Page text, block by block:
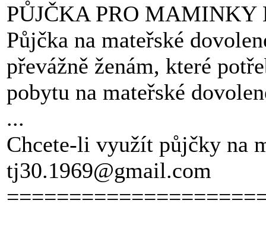
PŮJČKA PRO MAMINKY
Půjčka na mateřské
převážně ženám, které
pobytu na mateřské
...
Chcete-li využít půjčky na
tj30.1969@gmail.com